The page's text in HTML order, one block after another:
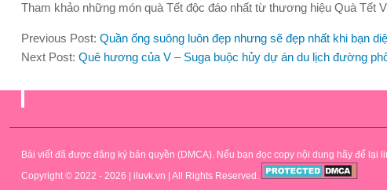
Tham khảo những món quà Tết độc đáo nhất từ thương hiệu Quà Tết
Previous Post: Quần ống suông luôn đẹp nhưng sẽ đẹp nhất khi bạn
Next Post: Quê hương của V – Suga buộc hủy dự án du lịch đường
Bài viết đã được đăng ký bản quyền (DMCA). Nếu bạn đọc copy nội dung hãy để
Copyright © 2022 - 2026 | iluvk.vn | All Rights Reserved.